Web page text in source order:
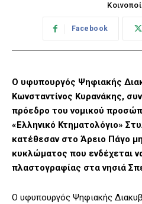
Facebook
Ο υφυπουργός Ψηφιακής
Κωνσταντίνος Κυρανάκης,
πρόεδρο του νομικού
«Ελληνικό Κτηματολόγιο»
κατέθεσαν στο Άρειο Πάγο
κυκλώματος που ενδέχεται
πλαστογραφίας στα νησιά
Ο υφυπουργός Ψηφιακής